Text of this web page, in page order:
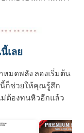
เลย
หมดพลัง ลองเริ่มต้น
ก็ช่วยให้คุณรู้สึก
ต้องทนหิวอีกแล้ว